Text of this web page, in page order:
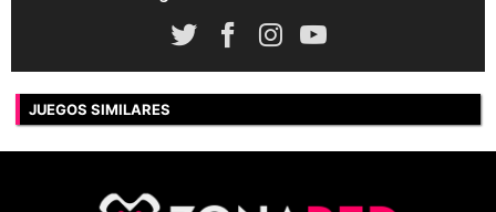
JUEGOS SIMILARES